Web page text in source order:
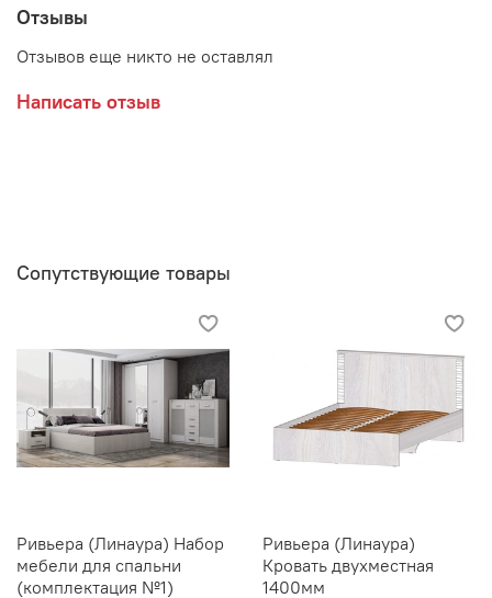
Мебельная фабрика ЛИНАУРА
Отзывы
Отзывов еще никто не оставлял
Написать отзыв
Сопутствующие товары
Ривьера (Линаура) Набор
мебели для спальни
(комплектация №1)
Ривьера (Линаура)
Кровать двухместная
1400мм